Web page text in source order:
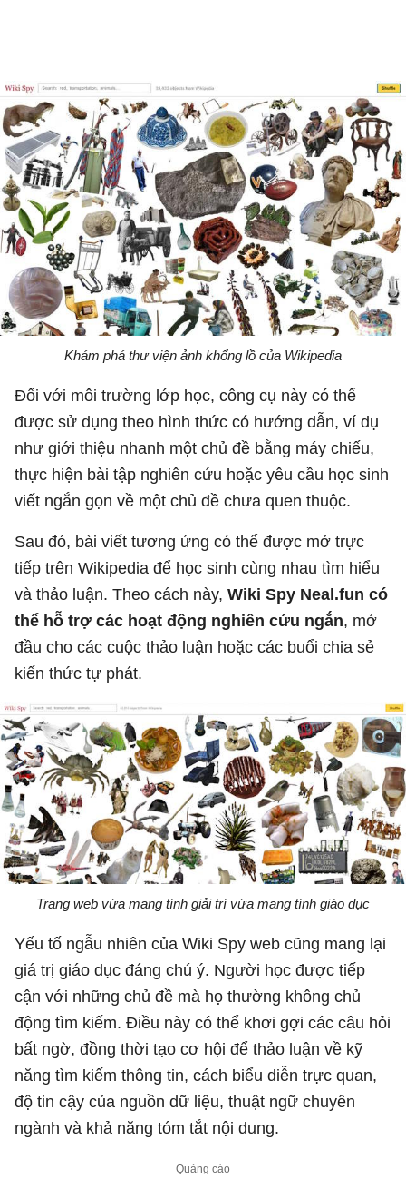
Khám phá thư viện ảnh khổng lồ của Wikipedia
Đối với môi trường lớp học, công cụ này có thể
được sử dụng theo hình thức có hướng dẫn, ví dụ
như giới thiệu nhanh một chủ đề bằng máy chiếu,
thực hiện bài tập nghiên cứu hoặc yêu cầu học sinh
viết ngắn gọn về một chủ đề chưa quen thuộc.
Sau đó, bài viết tương ứng có thể được mở trực
tiếp trên Wikipedia để học sinh cùng nhau tìm hiểu
và thảo luận. Theo cách này, Wiki Spy Neal.fun có
thể hỗ trợ các hoạt động nghiên cứu ngắn, mở
đầu cho các cuộc thảo luận hoặc các buổi chia sẻ
kiến thức tự phát.
Trang web vừa mang tính giải trí vừa mang tính giáo dục
Yếu tố ngẫu nhiên của Wiki Spy web cũng mang lại
giá trị giáo dục đáng chú ý. Người học được tiếp
cận với những chủ đề mà họ thường không chủ
động tìm kiếm. Điều này có thể khơi gợi các câu hỏi
bất ngờ, đồng thời tạo cơ hội để thảo luận về kỹ
năng tìm kiếm thông tin, cách biểu diễn trực quan,
độ tin cậy của nguồn dữ liệu, thuật ngữ chuyên
ngành và khả năng tóm tắt nội dung.